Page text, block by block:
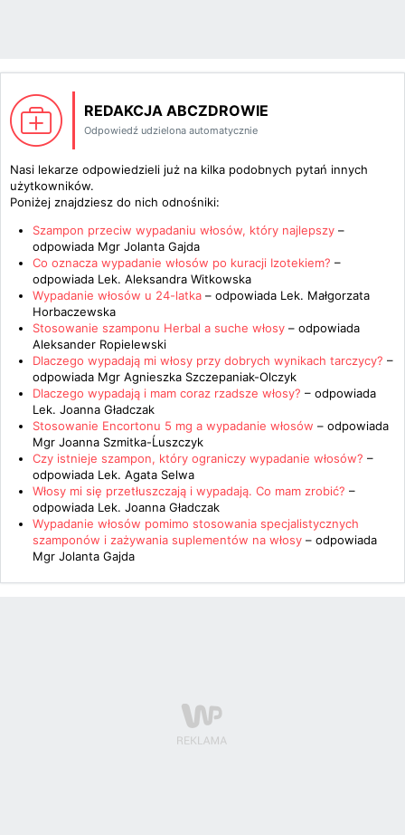
REDAKCJA ABCZDROWIE
Odpowiedź udzielona automatycznie
Nasi lekarze odpowiedzieli już na kilka podobnych pytań innych
użytkowników.
Poniżej znajdziesz do nich odnośniki:
Szampon przeciw wypadaniu włosów, który najlepszy –
odpowiada Mgr Jolanta Gajda
Co oznacza wypadanie włosów po kuracji Izotekiem? –
odpowiada Lek. Aleksandra Witkowska
Wypadanie włosów u 24-latka – odpowiada Lek. Małgorzata
Horbaczewska
Stosowanie szamponu Herbal a suche włosy – odpowiada
Aleksander Ropielewski
Dlaczego wypadają mi włosy przy dobrych wynikach tarczycy? –
odpowiada Mgr Agnieszka Szczepaniak-Olczyk
Dlaczego wypadają i mam coraz rzadsze włosy? – odpowiada
Lek. Joanna Gładczak
Stosowanie Encortonu 5 mg a wypadanie włosów – odpowiada
Mgr Joanna Szmitka-Ĺuszczyk
Czy istnieje szampon, który ograniczy wypadanie włosów? –
odpowiada Lek. Agata Selwa
Włosy mi się przetłuszczają i wypadają. Co mam zrobić? –
odpowiada Lek. Joanna Gładczak
Wypadanie włosów pomimo stosowania specjalistycznych
szamponów i zażywania suplementów na włosy – odpowiada
Mgr Jolanta Gajda